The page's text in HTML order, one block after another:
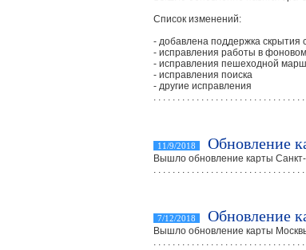
Список изменений:
- добавлена поддержка скрытия
- исправления работы в
- исправления пешеходной
- исправления поиска
- другие исправления
. . . . . . . . . . . . . . . . . . . . . . . . . . . . . . .
11/9/2018 Обновление
Вышло обновление карты
. . . . . . . . . . . . . . . . . . . . . . . . . . . . . . .
7/12/2018 Обновление
Вышло обновление карты
. . . . . . . . . . . . . . . . . . . . . . . . . . . . . . .